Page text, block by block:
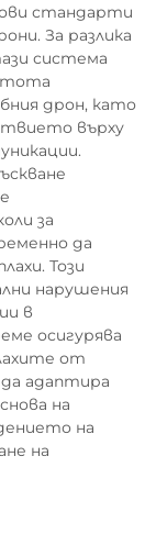
стандарти
За разлика
система
дрон, като
върху
за
да
Този
нарушения
в
осигурява
от
адаптира
на
на
на